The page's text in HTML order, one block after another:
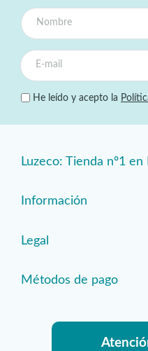
He leído y acepto la
Luzeco: Tienda nº1
Información
Legal
Métodos de pago